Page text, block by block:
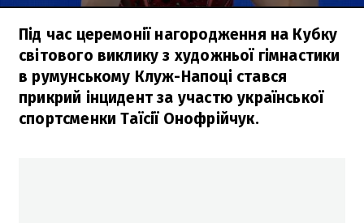
Під час церемонії нагородження на Кубку
світового виклику з художньої гімнастики
в румунському Клуж-Напоці стався
прикрий інцидент за участю української
спортсменки Таїсії Онофрійчук.